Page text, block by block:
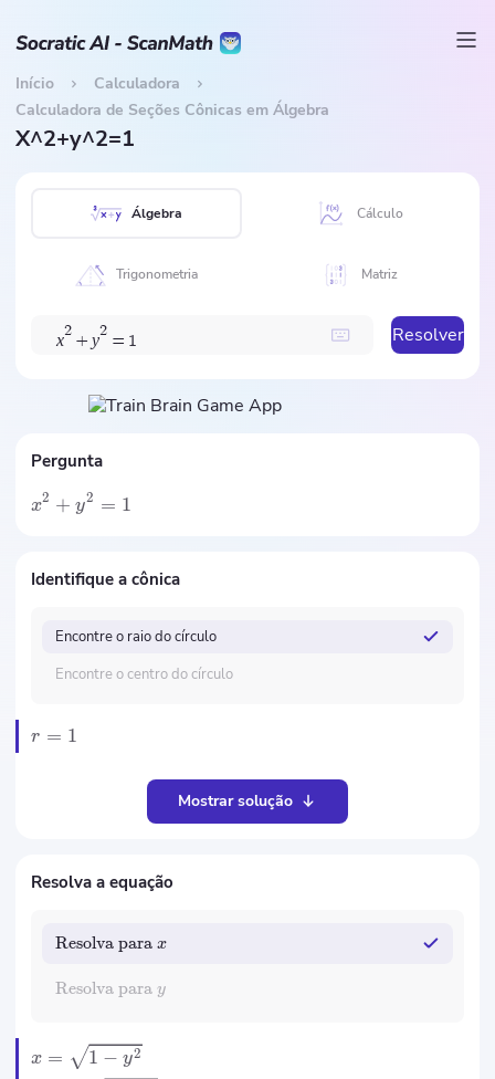
Início
Calculadora
Calculadora de Seções Cônicas em Álgebra
X^2+y^2=1
Álgebra Cálculo
Trigonometria Matriz
x
2
+ y
2
= 1 Resolver
Pergunta
x2 + y2 = 1
Identifique a cônica
Encontre o raio do círculo
Encontre o centro do círculo
r = 1
Mostrar solução
Resolva a equação
Resolva para x
Resolva para y
x = 1 − y2